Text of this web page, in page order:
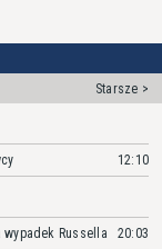
Starsze >
12:10
Russella 20:03